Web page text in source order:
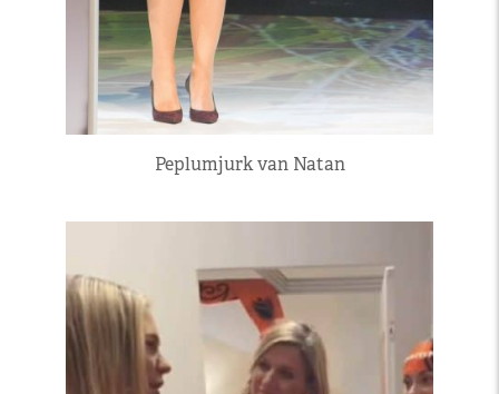
Peplumjurk van Natan